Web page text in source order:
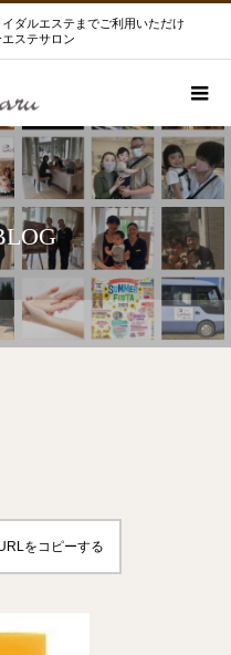
ダルエステまでご利用いただけ
ステサロン
をコピーする